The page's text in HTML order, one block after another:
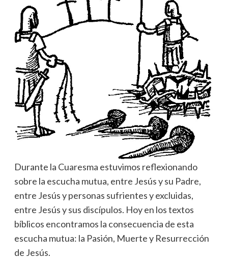
Durante la Cuaresma estuvimos reflexionando
sobre la escucha mutua, entre Jesús y su Padre,
entre Jesús y personas sufrientes y excluidas,
entre Jesús y sus discípulos. Hoy en los textos
bíblicos encontramos la consecuencia de esta
escucha mutua: la Pasión, Muerte y Resurrección
de Jesús.